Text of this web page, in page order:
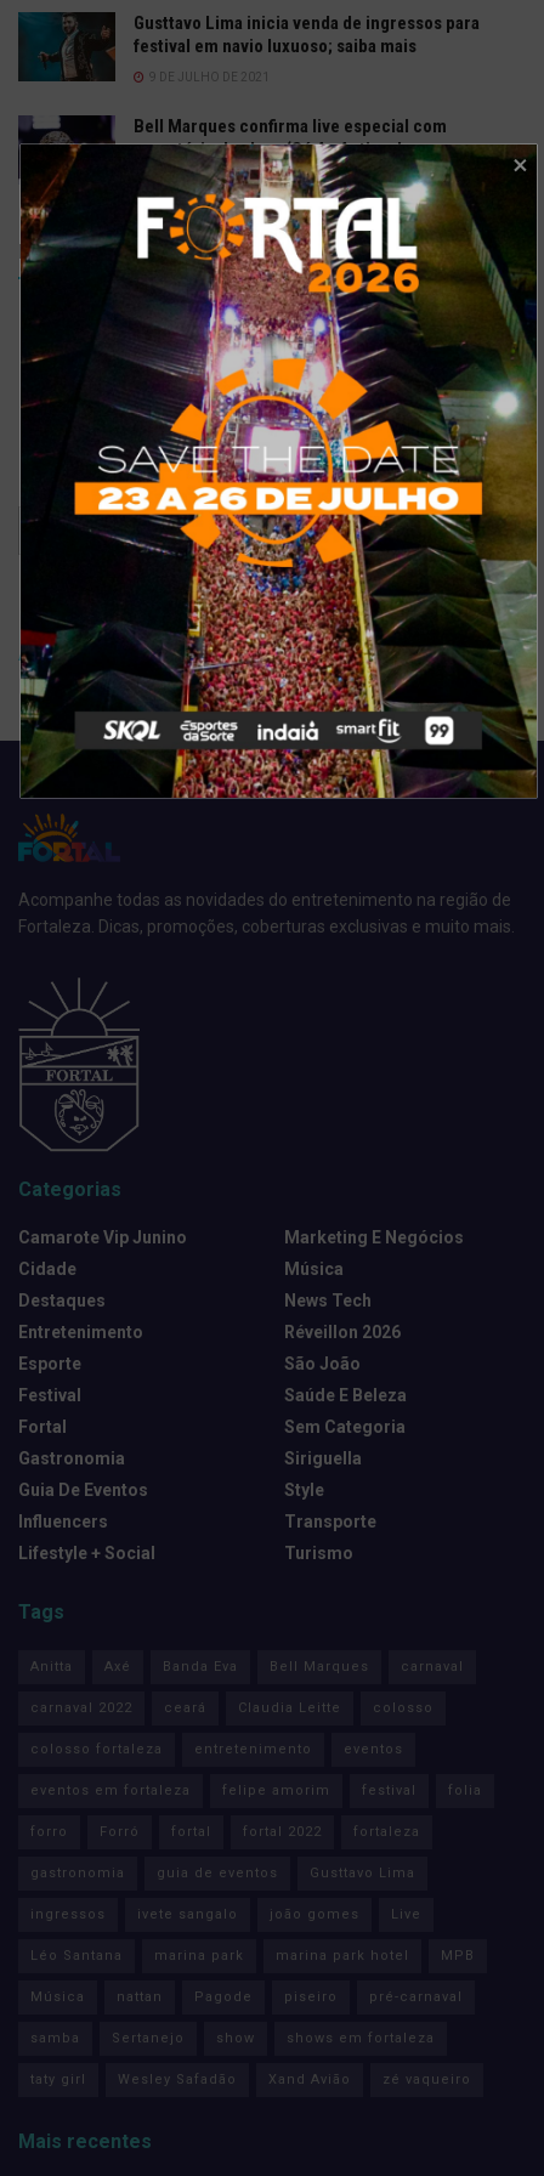
Gusttavo Lima inicia venda de ingressos para
festival em navio luxuoso; saiba mais
9 DE JULHO DE 2021
Bell Marques confirma live especial com
repertório do show ‘Só As Antigas’
6 DE ABRIL DE 2020
Enquetes
Como está o meu site?
Excelente
Pode ser melhorado
Sem comentários
Ver resultados
Arquivo de enquete
Acompanhe todas as novidades do entretenimento na região de
Fortaleza. Dicas, promoções, coberturas exclusivas e muito mais.
Categorias
Camarote Vip Junino
Cidade
Destaques
Entretenimento
Esporte
Festival
Fortal
Gastronomia
Guia De Eventos
Influencers
Lifestyle + Social
Marketing E Negócios
Música
News Tech
Réveillon 2026
São João
Saúde E Beleza
Sem Categoria
Siriguella
Style
Transporte
Turismo
Tags
Anitta Axé Banda Eva Bell Marques carnaval
carnaval 2022 ceará Claudia Leitte colosso
colosso fortaleza entretenimento eventos
eventos em fortaleza felipe amorim festival folia
forro Forró fortal fortal 2022 fortaleza
gastronomia guia de eventos Gusttavo Lima
ingressos ivete sangalo joão gomes Live
Léo Santana marina park marina park hotel MPB
Música nattan Pagode piseiro pré-carnaval
samba Sertanejo show shows em fortaleza
taty girl Wesley Safadão Xand Avião zé vaqueiro
Mais recentes